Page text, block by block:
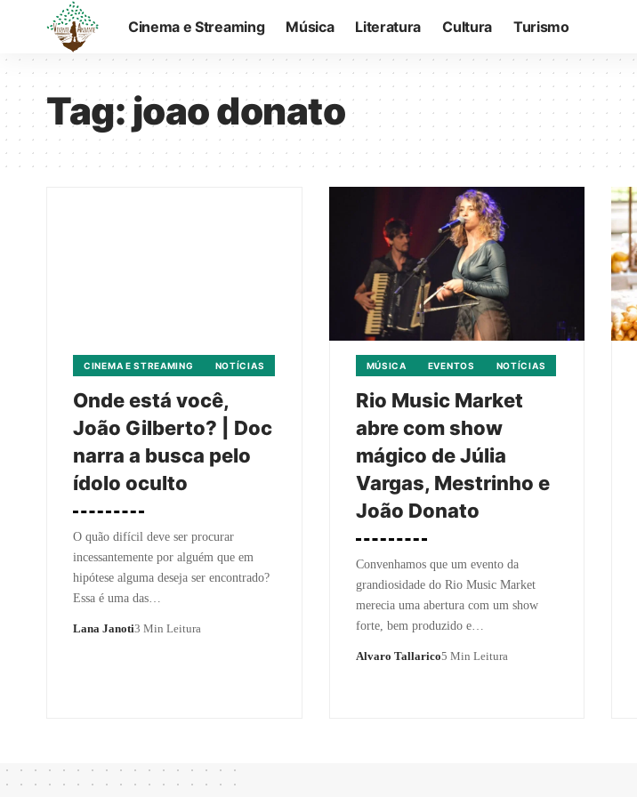
Cinema e Streaming Música Literatura Cultura Turismo
Tag:joao donato
CINEMA E STREAMING NOTÍCIAS
Onde está você,
João Gilberto? | Doc
narra a busca pelo
ídolo oculto
O quão difícil deve ser procurar
incessantemente por alguém que em
hipótese alguma deseja ser encontrado?
Essa é uma das…
Lana Janoti3 Min Leitura
MÚSICA EVENTOS NOTÍCIAS
Rio Music Market
abre com show
mágico de Júlia
Vargas, Mestrinho e
João Donato
Convenhamos que um evento da
grandiosidade do Rio Music Market
merecia uma abertura com um show
forte, bem produzido e…
Alvaro Tallarico5 Min Leitura